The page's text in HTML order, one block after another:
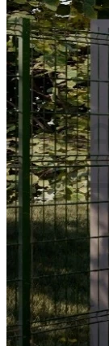
Warenkorb
Es
Warenkorb